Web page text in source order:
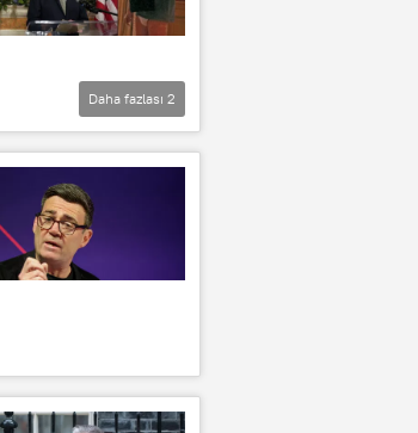
Daha fazlası 2